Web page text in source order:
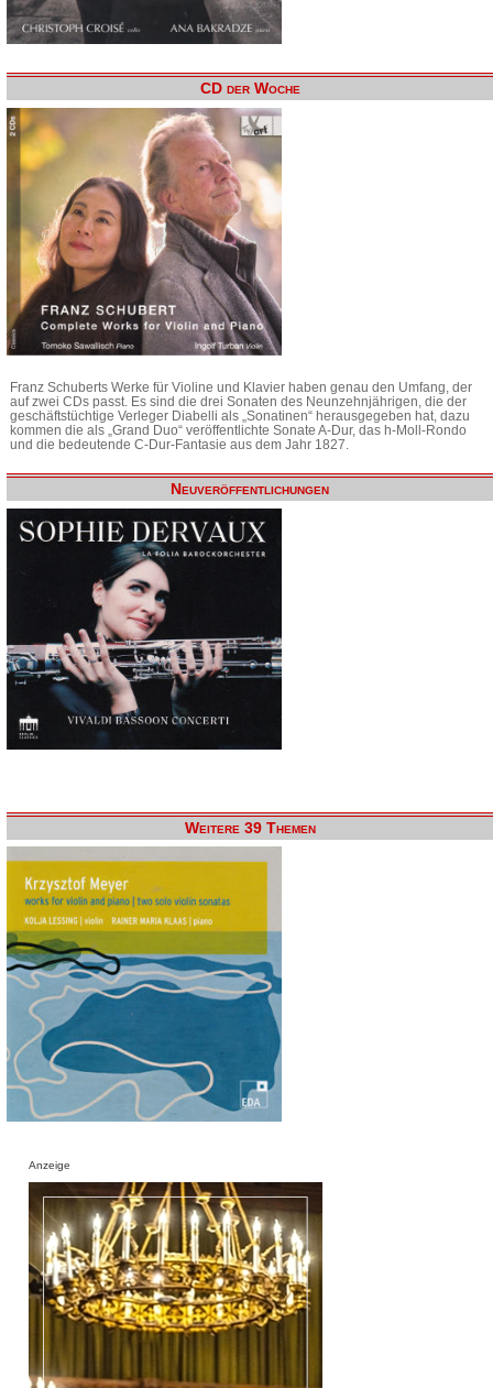
CD der Woche
Franz Schuberts Werke für Violine und Klavier haben genau den Umfang, der
auf zwei CDs passt. Es sind die drei Sonaten des Neunzehnjährigen, die der
geschäftstüchtige Verleger Diabelli als „Sonatinen“ herausgegeben hat, dazu
kommen die als „Grand Duo“ veröffentlichte Sonate A-Dur, das h-Moll-Rondo
und die bedeutende C-Dur-Fantasie aus dem Jahr 1827.
Neuveröffentlichungen
Weitere 39 Themen
Anzeige